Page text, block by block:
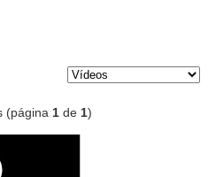
(página1 de1)